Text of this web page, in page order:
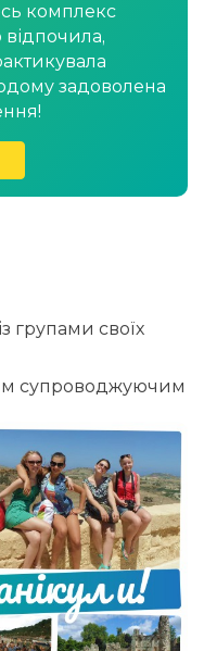
комплекс
задоволена
групами своїх
супроводжуючим